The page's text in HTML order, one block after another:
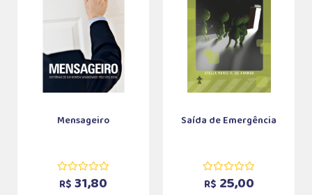
Mensageiro
R$ 31,80
Saída de Emergência
R$ 25,00